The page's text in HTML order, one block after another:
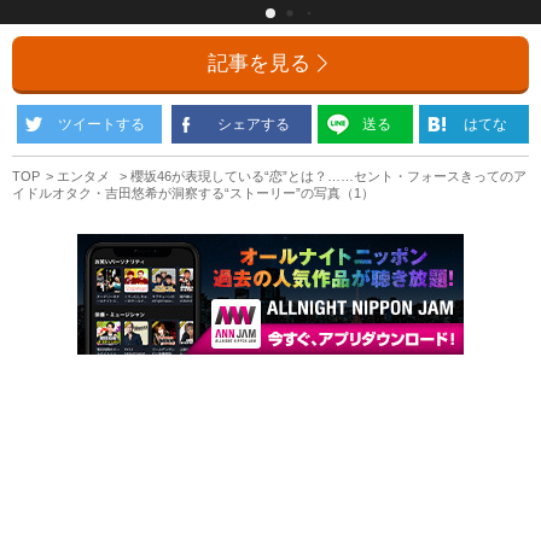
記事を見る
ツイートする シェアする 送る はてな
TOP エンタメ
櫻坂46が表現している“恋”とは？……セント・フォースきってのア
イドルオタク・吉田悠希が洞察する“ストーリー”の写真（1）